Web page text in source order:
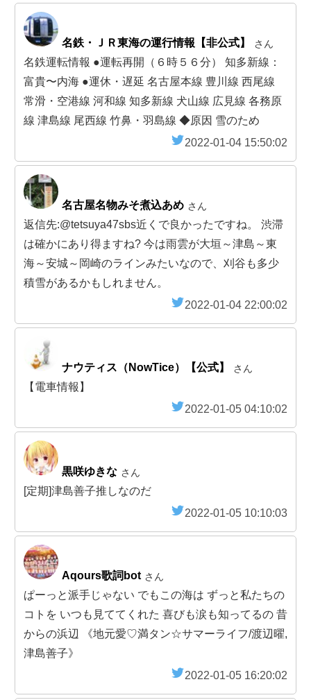
名鉄・ＪＲ東海の運行情報【非公式】 さん
名鉄運転情報 ●運転再開（６時５６分） 知多新線：
富貴〜内海 ●運休・遅延 名古屋本線 豊川線 西尾線
常滑・空港線 河和線 知多新線 犬山線 広見線 各務原
線 津島線 尾西線 竹鼻・羽島線 ◆原因 雪のため
2022-01-04 15:50:02
名古屋名物みそ煮込あめ さん
返信先:@tetsuya47sbs近くで良かったですね。 渋滞
は確かにあり得ますね? 今は雨雲が大垣～津島～東
海～安城～岡崎のラインみたいなので、刈谷も多少
積雪があるかもしれません。
2022-01-04 22:00:02
ナウティス（NowTice）【公式】 さん
【電車情報】
2022-01-05 04:10:02
黒咲ゆきな さん
[定期]津島善子推しなのだ
2022-01-05 10:10:03
Aqours歌詞bot さん
ぱーっと派手じゃない でもこの海は ずっと私たちの
コトを いつも見ててくれた 喜びも涙も知ってるの 昔
からの浜辺 《地元愛♡満タン☆サマーライフ/渡辺曜,
津島善子》
2022-01-05 16:20:02